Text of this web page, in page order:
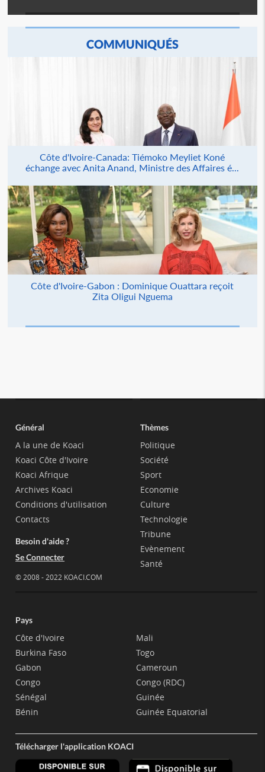
COMMUNIQUÉS
Côte d'Ivoire-Canada: Tiémoko Meyliet Koné
échange avec Anita Anand, Ministre des Affaires é...
Côte d'Ivoire-Gabon : Dominique Ouattara reçoit
Zita Oligui Nguema
Général
A la une de Koaci
Koaci Côte d'Ivoire
Koaci Afrique
Archives Koaci
Conditions d'utilisation
Contacts
Besoin d'aide ?
Se Connecter
© 2008 - 2022 KOACI.COM
Thèmes
Politique
Société
Sport
Economie
Culture
Technologie
Tribune
Evènement
Santé
Pays
Côte d'Ivoire
Burkina Faso
Gabon
Congo
Sénégal
Bénin
Mali
Togo
Cameroun
Congo (RDC)
Guinée
Guinée Equatorial
Télécharger l'application KOACI